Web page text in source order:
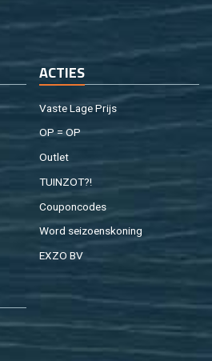
AC­TIES
Vaste Lage Prijs
OP = OP
Out­let
TUIN­ZOT?!
Cou­pon­co­des
Word sei­zoens­ko­ning
EXZO BV